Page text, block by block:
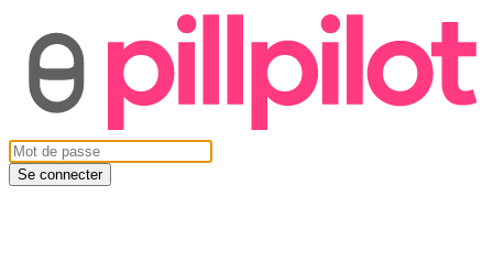
Se connecter